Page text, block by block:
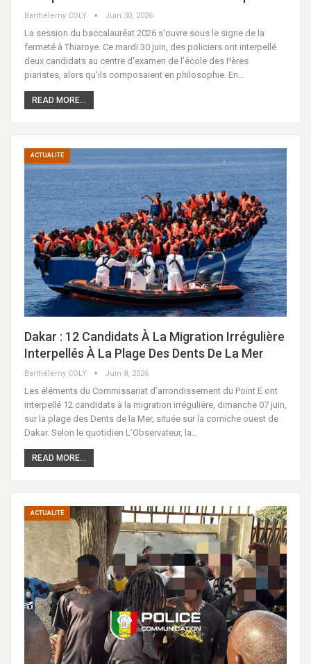
Barthélemy COLY Juin 30, 2026
La session du baccalauréat 2026 s'ouvre sous le signe de la
fermeté à Thiaroye. Ce mardi 30 juin, des policiers ont interpellé
deux candidats au centre d'examen de l'école des Pères
piaristes, alors qu'ils composaient en philosophie. En…
READ MORE...
ACTUALITÉ
Dakar : 12 Candidats À La Migration Irrégulière
Interpellés À La Plage Des Dents De La Mer
Barthélemy COLY Juin 8, 2026
Les éléments du Commissariat d’arrondissement du Point E ont
interpellé 12 candidats à la migration irrégulière, dimanche 07 juin,
sur la plage des Dents de la Mer, située sur la corniche ouest de
Dakar. Selon le quotidien L’Observateur, la…
READ MORE...
ACTUALITÉ